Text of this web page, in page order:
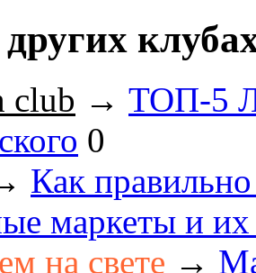
club → ТОП-5
0
Как
маркеты и
на свете →